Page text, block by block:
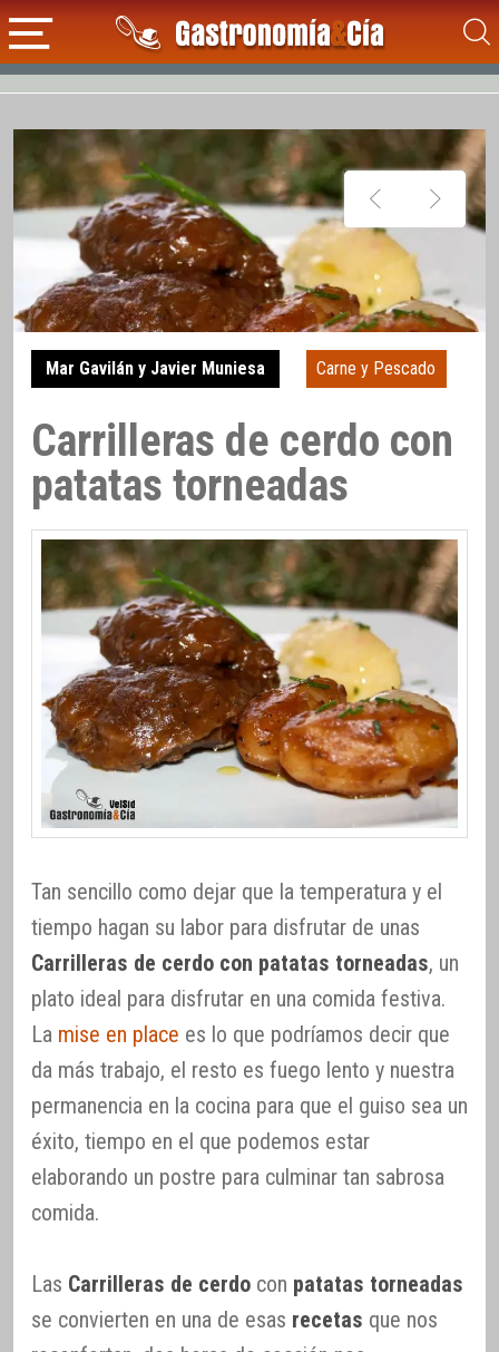
Mar Gavilán y Javier Muniesa Carne y Pescado
Carrilleras de cerdo con
patatas torneadas
Tan sencillo como dejar que la temperatura y el
tiempo hagan su labor para disfrutar de unas
Carrilleras de cerdo con patatas torneadas, un
plato ideal para disfrutar en una comida festiva.
La mise en place es lo que podríamos decir que
da más trabajo, el resto es fuego lento y nuestra
permanencia en la cocina para que el guiso sea un
éxito, tiempo en el que podemos estar
elaborando un postre para culminar tan sabrosa
comida.
Las Carrilleras de cerdo con patatas torneadas
se convierten en una de esas recetas que nos